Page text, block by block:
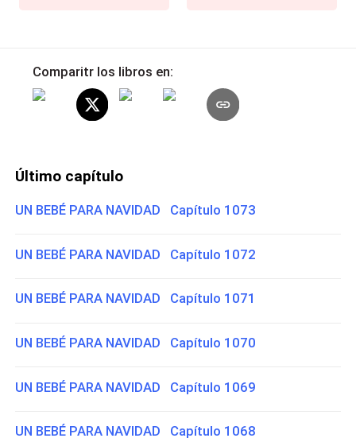
Comparitr los libros en:
Último capítulo
UN BEBÉ PARA NAVIDAD Capítulo 1073
UN BEBÉ PARA NAVIDAD Capítulo 1072
UN BEBÉ PARA NAVIDAD Capítulo 1071
UN BEBÉ PARA NAVIDAD Capítulo 1070
UN BEBÉ PARA NAVIDAD Capítulo 1069
UN BEBÉ PARA NAVIDAD Capítulo 1068